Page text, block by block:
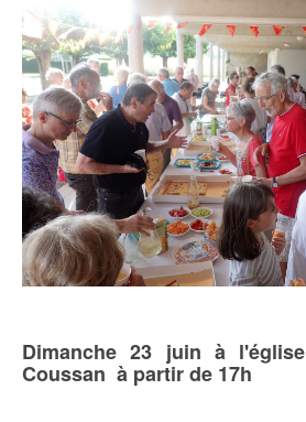
Dimanche 23 juin à
Coussan à partir de 17h